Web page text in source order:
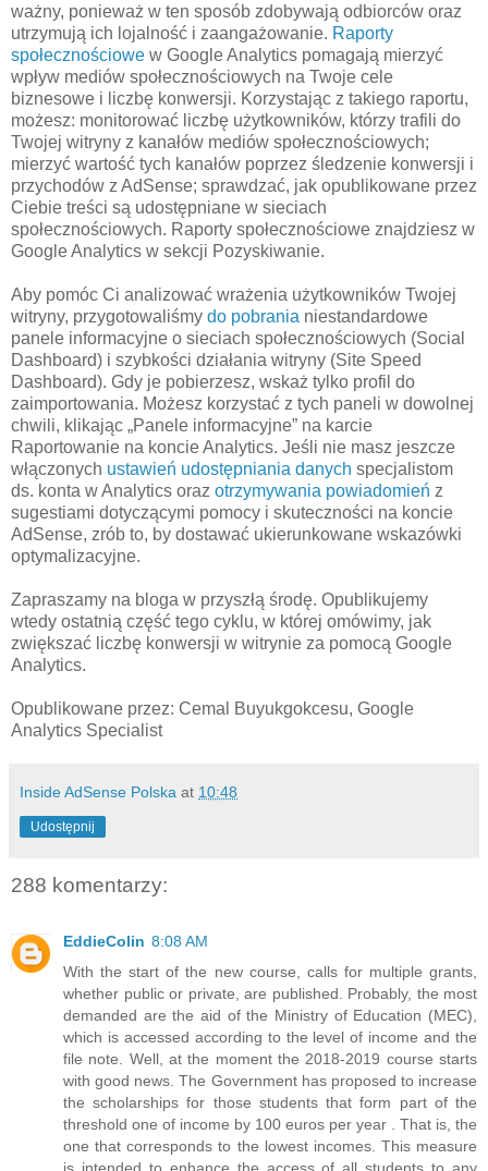
ważny, ponieważ w ten sposób zdobywają odbiorców oraz
utrzymują ich lojalność i zaangażowanie. Raporty
społecznościowe w Google Analytics pomagają mierzyć
wpływ mediów społecznościowych na Twoje cele
biznesowe i liczbę konwersji. Korzystając z takiego raportu,
możesz: monitorować liczbę użytkowników, którzy trafili do
Twojej witryny z kanałów mediów społecznościowych;
mierzyć wartość tych kanałów poprzez śledzenie konwersji i
przychodów z AdSense; sprawdzać, jak opublikowane przez
Ciebie treści są udostępniane w sieciach
społecznościowych. Raporty społecznościowe znajdziesz w
Google Analytics w sekcji Pozyskiwanie.
Aby pomóc Ci analizować wrażenia użytkowników Twojej
witryny, przygotowaliśmy do pobrania niestandardowe
panele informacyjne o sieciach społecznościowych (Social
Dashboard) i szybkości działania witryny (Site Speed
Dashboard). Gdy je pobierzesz, wskaż tylko profil do
zaimportowania. Możesz korzystać z tych paneli w dowolnej
chwili, klikając „Panele informacyjne” na karcie
Raportowanie na koncie Analytics. Jeśli nie masz jeszcze
włączonych ustawień udostępniania danych specjalistom
ds. konta w Analytics oraz otrzymywania powiadomień z
sugestiami dotyczącymi pomocy i skuteczności na koncie
AdSense, zrób to, by dostawać ukierunkowane wskazówki
optymalizacyjne.
Zapraszamy na bloga w przyszłą środę. Opublikujemy
wtedy ostatnią część tego cyklu, w której omówimy, jak
zwiększać liczbę konwersji w witrynie za pomocą Google
Analytics.
Opublikowane przez: Cemal Buyukgokcesu, Google
Analytics Specialist
Inside AdSense Polska at 10:48
Udostępnij
288 komentarzy:
EddieColin 8:08 AM
With the start of the new course, calls for multiple grants,
whether public or private, are published. Probably, the most
demanded are the aid of the Ministry of Education (MEC),
which is accessed according to the level of income and the
file note. Well, at the moment the 2018-2019 course starts
with good news. The Government has proposed to increase
the scholarships for those students that form part of the
threshold one of income by 100 euros per year . That is, the
one that corresponds to the lowest incomes. This measure